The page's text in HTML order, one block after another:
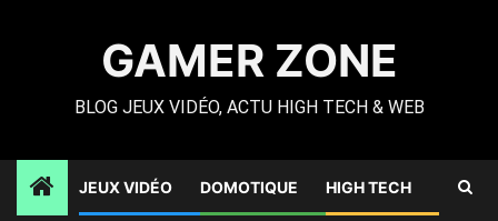
GAMER ZONE
BLOG JEUX VIDÉO, ACTU HIGH TECH & WEB
JEUX VIDÉO DOMOTIQUE HIGH TECH